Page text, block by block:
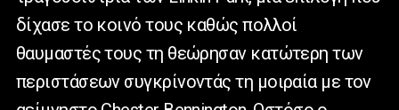
δίχασε το κοινό τους καθώς πολλοί
θαυμαστές τους τη θεώρησαν κατώτερη των
περιστάσεων συγκρίνοντάς τη μοιραία με τον